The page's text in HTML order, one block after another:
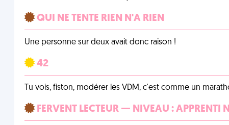
QUI NE TENTE RIEN N'A RIEN
Une personne sur deux avait donc raison !
42
Tu vois, fiston, modérer les VDM, c'est comme un
FERVENT LECTEUR — NIVEAU : APPRENTI